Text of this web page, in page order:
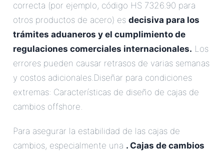
correcta (por ejemplo, código HS 7326.90 para
otros productos de acero) es decisiva para los
trámites aduaneros y el cumplimiento de
regulaciones comerciales internacionales. Los
errores pueden causar retrasos de varias semanas
y costos adicionales.Diseñar para condiciones
extremas: Características de diseño de cajas de
cambios offshore.
Para asegurar la estabilidad de las cajas de
cambios, especialmente una . Cajas de cambios